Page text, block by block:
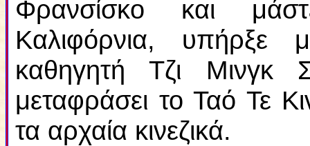
Φρανσίσκο και
Καλιφόρνια, υπήρξε
καθηγητή Τζι Μινγκ
μεταφράσει τοΤαό Τε
τα αρχαία κινεζικά.